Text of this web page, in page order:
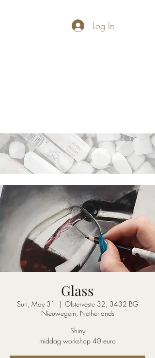
Log In
Glass
Sun, May 31
  |
Olsterveste 32, 3432 BG
Nieuwegein, Netherlands
Shiny
middag workshop 40 euro